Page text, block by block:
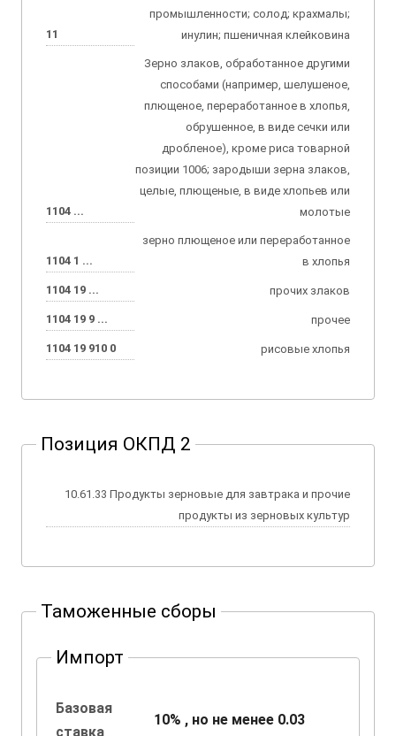
11
промышленности; солод; крахмалы;
инулин; пшеничная клейковина
1104 ...
Зерно злаков, обработанное другими
способами (например, шелушеное,
плющеное, переработанное в хлопья,
обрушенное, в виде сечки или
дробленое), кроме риса товарной
позиции 1006; зародыши зерна злаков,
целые, плющеные, в виде хлопьев или
молотые
1104 1 ...
зерно плющеное или переработанное
в хлопья
1104 19 ... прочих злаков
1104 19 9 ... прочее
1104 19 910 0 рисовые хлопья
Позиция ОКПД 2
10.61.33 Продукты зерновые для завтрака и прочие
продукты из зерновых культур
Таможенные сборы
Импорт
Базовая
ставка
10% , но не менее 0.03